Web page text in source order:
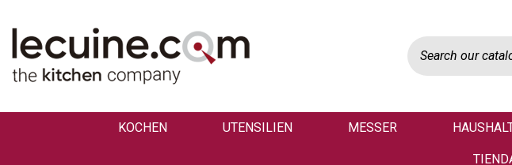
KOCHEN UTENSILIEN MESSER